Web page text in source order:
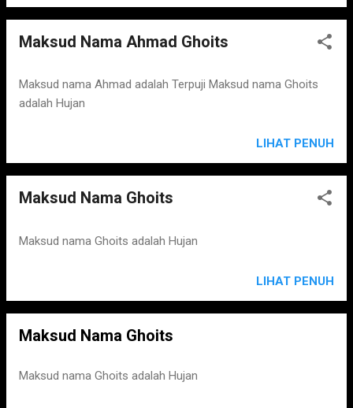
Maksud Nama Ahmad Ghoits
Maksud nama Ahmad adalah Terpuji Maksud nama Ghoits
adalah Hujan
LIHAT PENUH
Maksud Nama Ghoits
Maksud nama Ghoits adalah Hujan
LIHAT PENUH
Maksud Nama Ghoits
Maksud nama Ghoits adalah Hujan